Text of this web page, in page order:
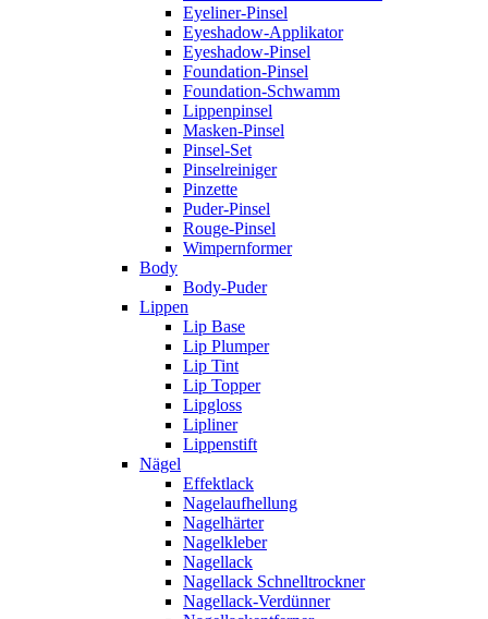
Eyeliner-Pinsel
Eyeshadow-Applikator
Eyeshadow-Pinsel
Foundation-Pinsel
Foundation-Schwamm
Lippenpinsel
Masken-Pinsel
Pinsel-Set
Pinselreiniger
Pinzette
Puder-Pinsel
Rouge-Pinsel
Wimpernformer
Body
Body-Puder
Lippen
Lip Base
Lip Plumper
Lip Tint
Lip Topper
Lipgloss
Lipliner
Lippenstift
Nägel
Effektlack
Nagelaufhellung
Nagelhärter
Nagelkleber
Nagellack
Nagellack Schnelltrockner
Nagellack-Verdünner